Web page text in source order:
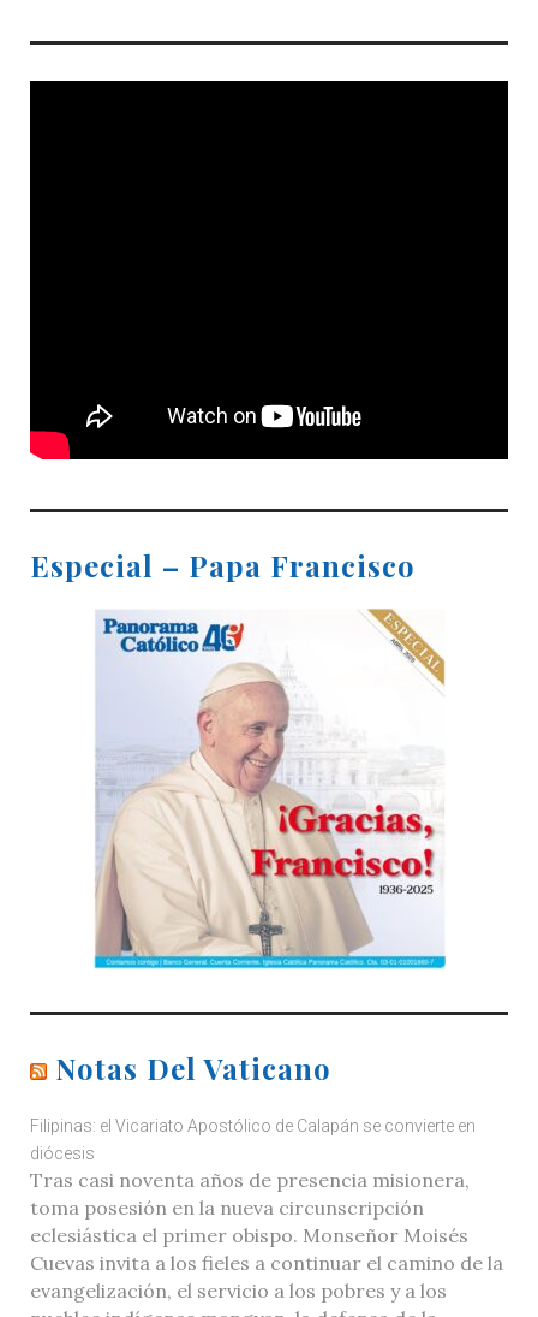
Especial – Papa Francisco
Notas Del Vaticano
Filipinas: el Vicariato Apostólico de Calapán se convierte en
diócesis
Tras casi noventa años de presencia misionera,
toma posesión en la nueva circunscripción
eclesiástica el primer obispo. Monseñor Moisés
Cuevas invita a los fieles a continuar el camino de la
evangelización, el servicio a los pobres y a los